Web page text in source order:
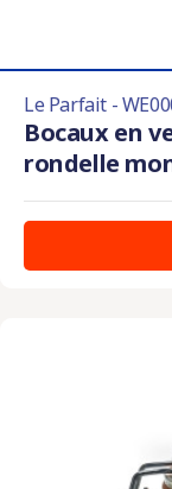
Le Parfait -
Bocaux en
rondelle